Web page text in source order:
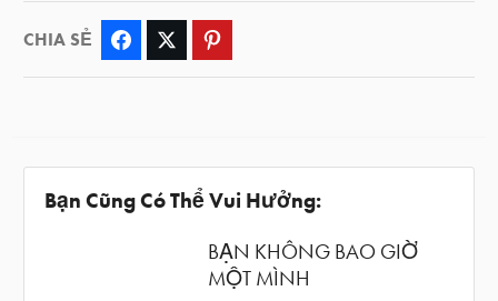
CHIA SẺ Facebook Twitter
Bạn Cũng Có Thể Vui Hưởng:
BẠN KHÔNG BAO GIỜ
MỘT MÌNH